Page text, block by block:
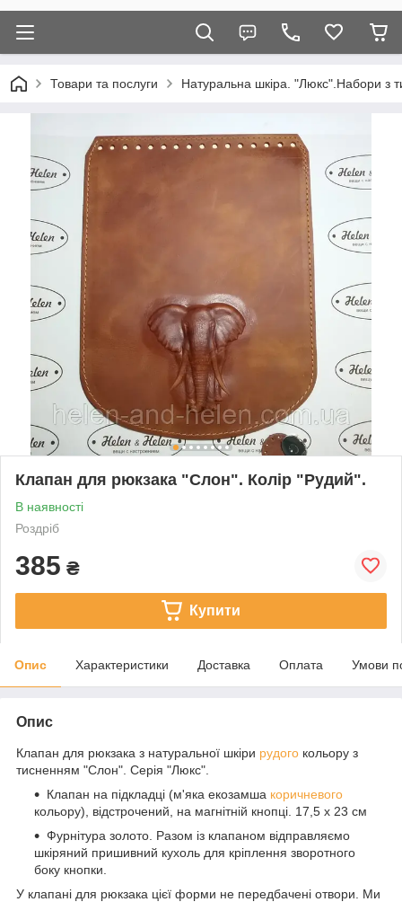
Товари та послуги Натуральна шкіра. "Люкс".Набори з
Клапан для рюкзака "Слон". Колір "Рудий".
В наявності
Роздріб
385 ₴
Купити
Опис Характеристики Доставка Оплата Умови
Опис
Клапан для рюкзака з натуральної шкіри рудого кольору з
тисненням "Слон". Серія "Люкс".
Клапан на підкладці (м'яка екозамша коричневого
кольору), відстрочений, на магнітній кнопці. 17,5 х 23 см
Фурнітура золото. Разом із клапаном відправляємо
шкіряний пришивний кухоль для кріплення зворотного
боку кнопки.
У клапані для рюкзака цієї форми не передбачені отвори. Ми